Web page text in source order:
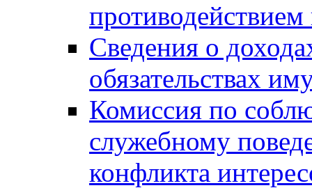
Сведения о
обязательствах
Комиссия по
служебному
конфликта